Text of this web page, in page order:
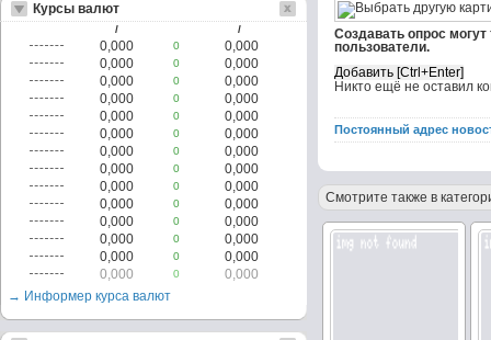
Создавать опрос
пользователи.
Никто ещё не оставил
Постоянный адрес
Смотрите также в
Курсы валют
/ /
0,000 0
0,000
0,000
0
0,000
0,000
0
0,000
0,000
0
0,000
0,000
0
0,000
0,000
0
0,000
0,000
0
0,000
0,000
0
0,000
0,000
0
0,000
0,000
0
0,000
0,000
0
0,000
0,000
0
0,000
0,000
0
0,000
0,000
0
0,000
→ Информер курса валют